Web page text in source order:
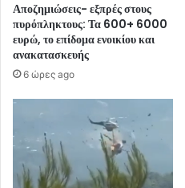
Αποζημιώσεις- εξπρές στους
πυρόπληκτους: Τα 600+ 6000
ευρώ, το επίδομα ενοικίου και
ανακατασκευής
6 ώρες ago